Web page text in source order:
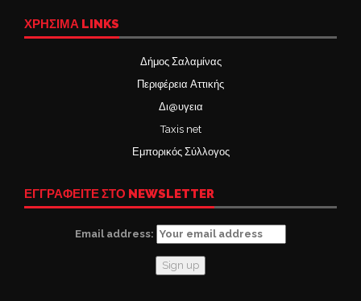
ΧΡΉΣΙΜΑ LINKS
Δήμος Σαλαμίνας
Περιφέρεια Αττικής
Δι@υγεια
Taxis net
Εμπορικός Σύλλογος
ΕΓΓΡΑΦΕΙΤΕ ΣΤΟ NEWSLETTER
Email address: